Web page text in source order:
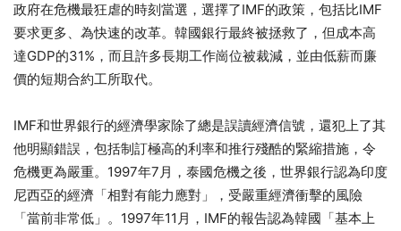
政府在危機最狂虐的時刻當選，選擇了IMF的政策，包括比IMF
要求更多、為快速的改革。韓國銀行最終被拯救了，但成本高
達GDP的31%，而且許多長期工作崗位被裁減，並由低薪而廉
價的短期合約工所取代。
IMF和世界銀行的經濟學家除了總是誤讀經濟信號，還犯上了其
他明顯錯誤，包括制訂極高的利率和推行殘酷的緊縮措施，令
危機更為嚴重。1997年7月，泰國危機之後，世界銀行認為印度
尼西亞的經濟「相對有能力應對」，受嚴重經濟衝擊的風險
「當前非常低」。1997年11月，IMF的報告認為韓國「基本上